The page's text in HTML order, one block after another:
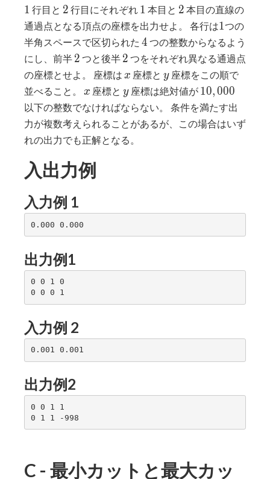
1
1 行目と 2
2 行目にそれぞれ 1
1 本目と 2
2 本目の直線の
通過点となる頂点の座標を出力せよ。 各行は1
1つの
半角スペースで区切られた 4
4 つの整数からなるよう
にし、前半 2
2 つと後半 2
2 つをそれぞれ異なる通過点
の座標とせよ。 座標は x
x 座標と y
y座標をこの順で
並べること。 x
x 座標と y
y座標は絶対値が 10,000
10,000
以下の整数でなければならない。 条件を満たす出
力が複数考えられることがあるが、この場合はいず
れの出力でも正解となる。
入出力例
入力例 1
出力例1
0 0 1 0
入力例 2
出力例2
0 0 1 1
C - 最小カットと最大カッ